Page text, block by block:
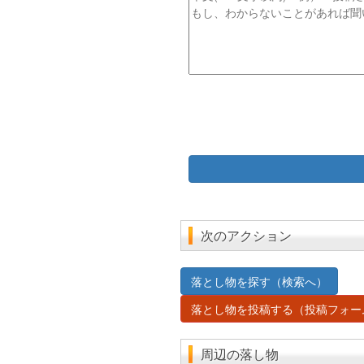
文
次のアクション
落とし物を探す（検索へ）
落とし物を投稿する（投稿フォ
周辺の落し物